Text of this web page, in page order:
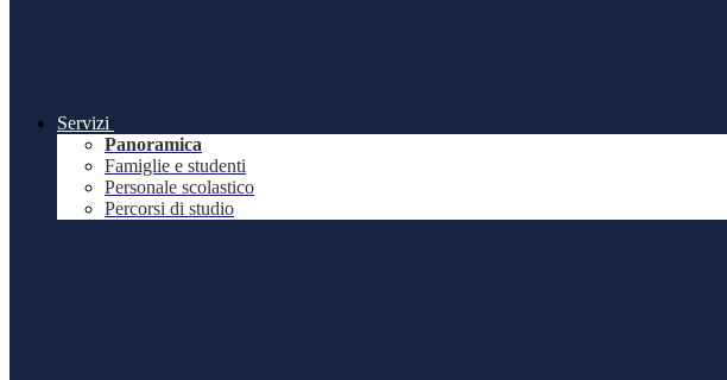
Servizi
Panoramica
Famiglie e studenti
Personale scolastico
Percorsi di studio